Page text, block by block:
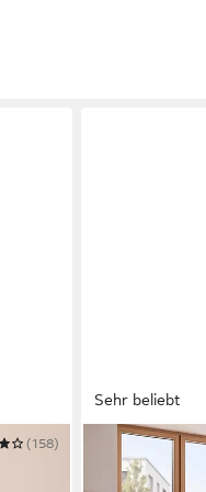
(158)
Sehr beliebt
OTTO HOME
Ecksofa Bella